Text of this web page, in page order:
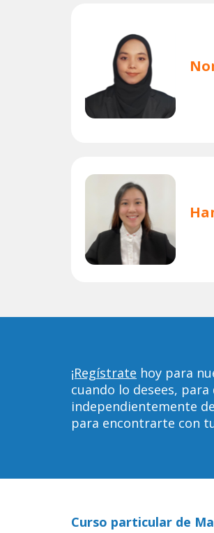
¡Regístrate hoy para
cuando lo desees,
independientemente
para encontrarte con
Curso particular de